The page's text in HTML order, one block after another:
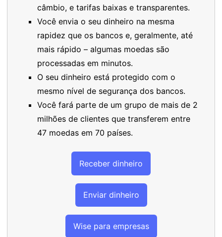
câmbio, e tarifas baixas e transparentes.
Você envia o seu dinheiro na mesma
rapidez que os bancos e, geralmente, até
mais rápido – algumas moedas são
processadas em minutos.
O seu dinheiro está protegido com o
mesmo nível de segurança dos bancos.
Você fará parte de um grupo de mais de 2
milhões de clientes que transferem entre
47 moedas em 70 países.
Receber dinheiro
Enviar dinheiro
Wise para empresas